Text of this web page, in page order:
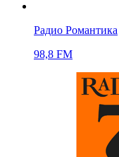
Радио Романтика
98,8 FM